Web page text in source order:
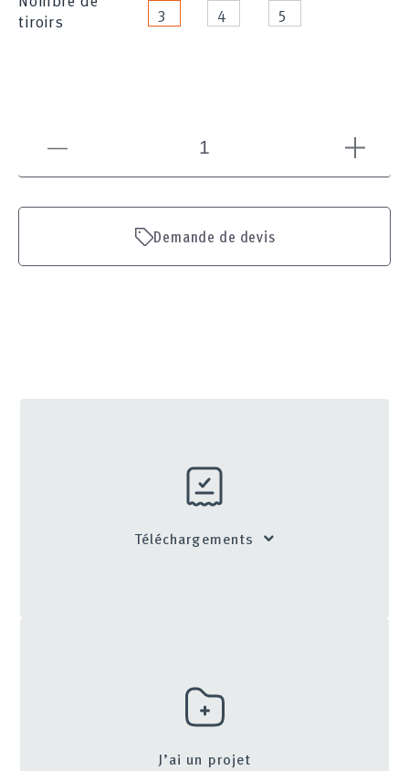
tiroirs
3 4 5
Demande de devis
Téléchargements
J’ai un projet